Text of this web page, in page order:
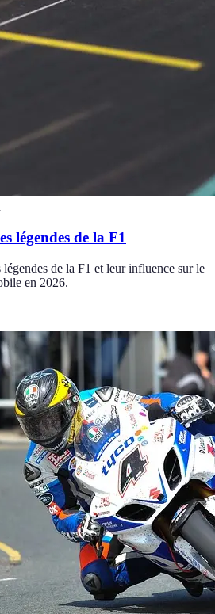
légendes de la F1
de la F1 et leur influence sur le
en 2026.